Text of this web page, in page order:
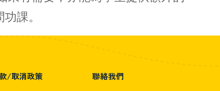
課。
/取消政策 聯絡我們